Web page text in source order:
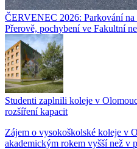
ČERVENEC 2026: Parkování na
Přerově, pochybení ve Fakultní
Studenti zaplnili koleje v
rozšíření kapacit
Zájem o vysokoškolské koleje v
akademickým rokem vyšší než v